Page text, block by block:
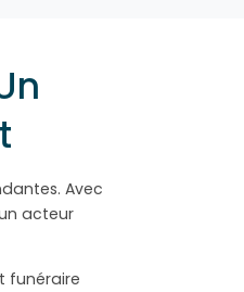
Avec
acteur
funéraire